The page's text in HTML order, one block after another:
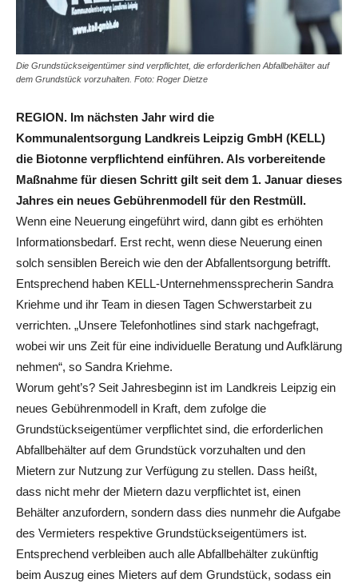
Die Grundstückseigentümer sind verpflichtet, die erforderlichen Abfallbehälter auf
dem Grundstück vorzuhalten. Foto: Roger Dietze
REGION. Im nächsten Jahr wird die
Kommunalentsorgung Landkreis Leipzig GmbH (KELL)
die Biotonne verpflichtend einführen. Als vorbereitende
Maßnahme für diesen Schritt gilt seit dem 1. Januar dieses
Jahres ein neues Gebührenmodell für den Restmüll.
Wenn eine Neuerung eingeführt wird, dann gibt es erhöhten
Informationsbedarf. Erst recht, wenn diese Neuerung einen
solch sensiblen Bereich wie den der Abfallentsorgung betrifft.
Entsprechend haben KELL-Unternehmenssprecherin Sandra
Kriehme und ihr Team in diesen Tagen Schwerstarbeit zu
verrichten. „Unsere Telefonhotlines sind stark nachgefragt,
wobei wir uns Zeit für eine individuelle Beratung und Aufklärung
nehmen“, so Sandra Kriehme.
Worum geht’s? Seit Jahresbeginn ist im Landkreis Leipzig ein
neues Gebührenmodell in Kraft, dem zufolge die
Grundstückseigentümer verpflichtet sind, die erforderlichen
Abfallbehälter auf dem Grundstück vorzuhalten und den
Mietern zur Nutzung zur Verfügung zu stellen. Dass heißt,
dass nicht mehr der Mietern dazu verpflichtet ist, einen
Behälter anzufordern, sondern dass dies nunmehr die Aufgabe
des Vermieters respektive Grundstückseigentümers ist.
Entsprechend verbleiben auch alle Abfallbehälter zukünftig
beim Auszug eines Mieters auf dem Grundstück, sodass ein